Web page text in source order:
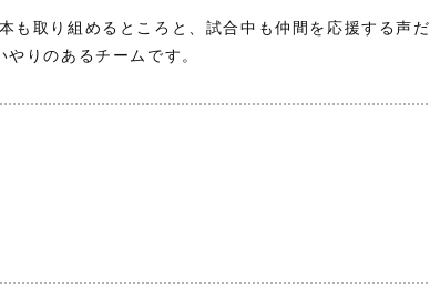
も取り組めるところと、試合中も仲間を応援する声だ
りのあるチームです。